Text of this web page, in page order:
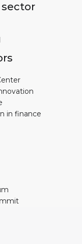
sector
in finance